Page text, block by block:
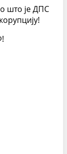
што је ДПС